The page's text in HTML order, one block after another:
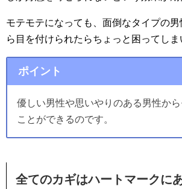
モテモテになっても、面倒なタイプの
ら目を付けられたらちょっと困ってしま
ポイント
優しい男性や思いやりのある男性か
ことができるのです。
全てのカギはハートマークに